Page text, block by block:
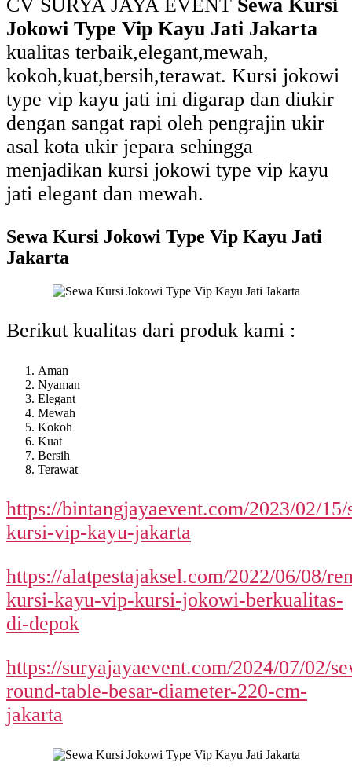
CV SURYA JAYA EVENT Sewa Kursi
Jokowi Type Vip Kayu Jati Jakarta
kualitas terbaik,elegant,mewah,
kokoh,kuat,bersih,terawat. Kursi jokowi
type vip kayu jati ini digarap dan diukir
dengan sangat rapi oleh pengrajin ukir
asal kota ukir jepara sehingga
menjadikan kursi jokowi type vip kayu
jati elegant dan mewah.
Sewa Kursi Jokowi Type Vip Kayu Jati
Jakarta
Berikut kualitas dari produk kami :
Aman
Nyaman
Elegant
Mewah
Kokoh
Kuat
Bersih
Terawat
https://bintangjayaevent.com/2023/02/15/
kursi-vip-kayu-jakarta
https://alatpestajaksel.com/2022/06/08/
kursi-kayu-vip-kursi-jokowi-berkualitas-
di-depok
https://suryajayaevent.com/2024/07/02/
round-table-besar-diameter-220-cm-
jakarta